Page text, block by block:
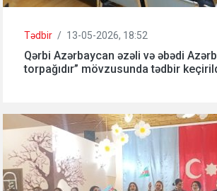
Tədbir / 13-05-2026, 18:52
Qərbi Azərbaycan əzəli və əbədi
torpağıdır” mövzusunda tədbir